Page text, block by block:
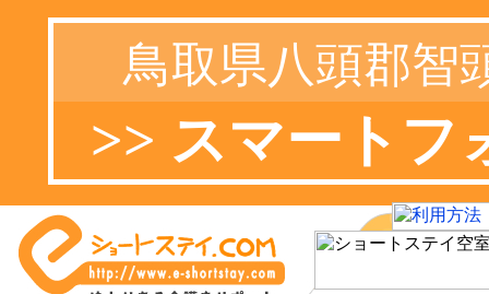
鳥取県八頭郡智
>> スマートフ